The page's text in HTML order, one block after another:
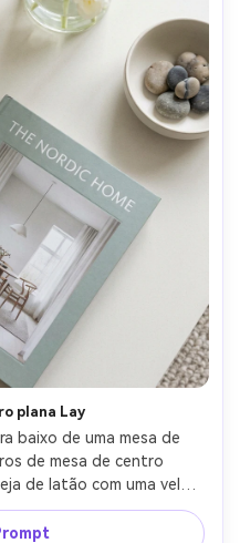
plana Lay
baixo de uma mesa de
de mesa de centro
de latão com uma vela e
com tulipas e
espaçamento perfeito e